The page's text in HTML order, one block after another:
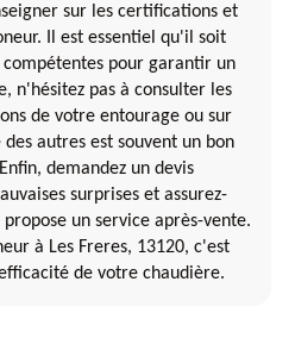
sur les certifications et
Il est essentiel qu'il soit
pour garantir un
n'hésitez pas à consulter les
de votre entourage ou sur
autres est souvent un bon
demandez un devis
surprises et assurez-
un service après-vente.
à Les Freres, 13120, c'est
de votre chaudière.